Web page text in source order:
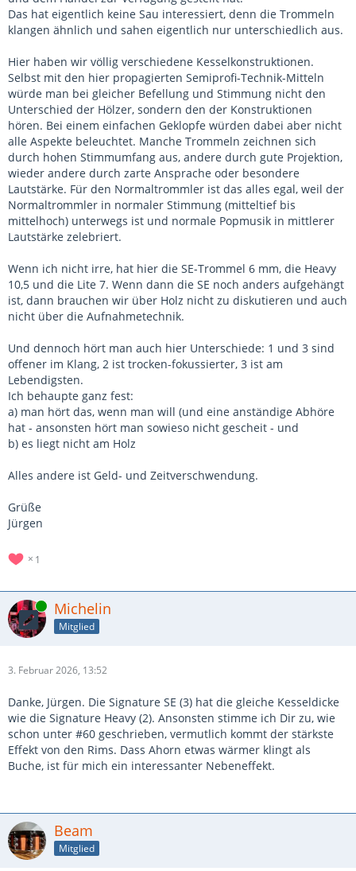
Das hat eigentlich keine Sau interessiert, denn die Trommeln
klangen ähnlich und sahen eigentlich nur unterschiedlich aus.
Hier haben wir völlig verschiedene Kesselkonstruktionen.
Selbst mit den hier propagierten Semiprofi-Technik-Mitteln
würde man bei gleicher Befellung und Stimmung nicht den
Unterschied der Hölzer, sondern den der Konstruktionen
hören. Bei einem einfachen Geklopfe würden dabei aber nicht
alle Aspekte beleuchtet. Manche Trommeln zeichnen sich
durch hohen Stimmumfang aus, andere durch gute Projektion,
wieder andere durch zarte Ansprache oder besondere
Lautstärke. Für den Normaltrommler ist das alles egal, weil der
Normaltrommler in normaler Stimmung (mitteltief bis
mittelhoch) unterwegs ist und normale Popmusik in mittlerer
Lautstärke zelebriert.
Wenn ich nicht irre, hat hier die SE-Trommel 6 mm, die Heavy
10,5 und die Lite 7. Wenn dann die SE noch anders aufgehängt
ist, dann brauchen wir über Holz nicht zu diskutieren und auch
nicht über die Aufnahmetechnik.
Und dennoch hört man auch hier Unterschiede: 1 und 3 sind
offener im Klang, 2 ist trocken-fokussierter, 3 ist am
Lebendigsten.
Ich behaupte ganz fest:
a) man hört das, wenn man will (und eine anständige Abhöre
hat - ansonsten hört man sowieso nicht gescheit - und
b) es liegt nicht am Holz
Alles andere ist Geld- und Zeitverschwendung.
Grüße
Jürgen
1
Online Michelin
Mitglied
3. Februar 2026, 13:52
Danke, Jürgen. Die Signature SE (3) hat die gleiche Kesseldicke
wie die Signature Heavy (2). Ansonsten stimme ich Dir zu, wie
schon unter #60 geschrieben, vermutlich kommt der stärkste
Effekt von den Rims. Dass Ahorn etwas wärmer klingt als
Buche, ist für mich ein interessanter Nebeneffekt.
Beam
Mitglied